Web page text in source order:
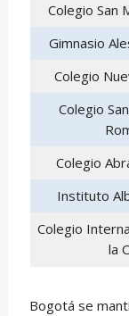
Colegio San
Gimnasio
Colegio
Colegio
Colegio
Instituto
Colegio
la
Bogotá se